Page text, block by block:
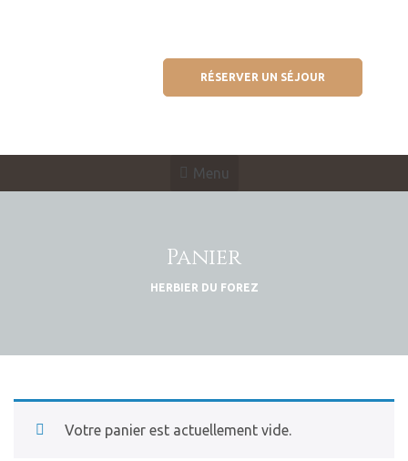
RÉSERVER UN SÉJOUR
Menu
Panier
HERBIER DU FOREZ
Votre panier est actuellement vide.